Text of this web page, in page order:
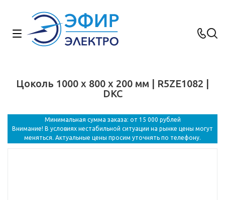
Цоколь 1000 x 800 x 200 мм | R5ZE1082 |
DKC
Минимальная сумма заказа: от 15 000 рублей
Внимание! В условиях нестабильной ситуации на рынке цены могут
меняться. Актуальные цены просим уточнять по телефону.